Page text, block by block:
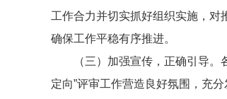
工作合力并切实抓好组织实施，对
确保工作平稳有序推进。
（三）加强宣传，正确引导
定向”评审工作营造良好氛围，充